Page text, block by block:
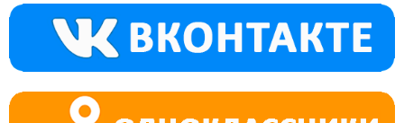
a
ss
ni
ki
m p
p